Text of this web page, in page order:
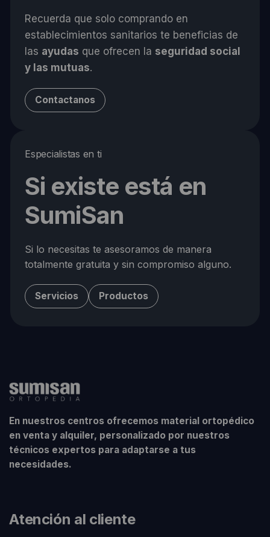
Recuerda que solo comprando en
establecimientos sanitarios te beneficias de
las ayudas que ofrecen la seguridad social
y las mutuas.
Contactanos
Especialistas en ti
Si existe está en
SumiSan
Si lo necesitas te asesoramos de manera
totalmente gratuita y sin compromiso alguno.
Servicios Productos
En nuestros centros ofrecemos material ortopédico
en venta y alquiler, personalizado por nuestros
técnicos expertos para adaptarse a tus
necesidades.
Atención al cliente